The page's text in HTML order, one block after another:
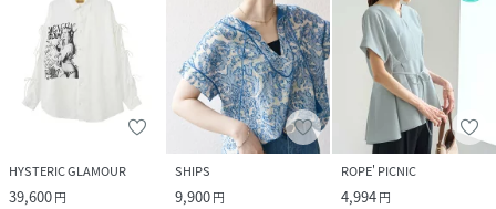
HYSTERIC GLAMOUR
39,600円
SHIPS
9,900円
ROPE' PICNIC
4,994円